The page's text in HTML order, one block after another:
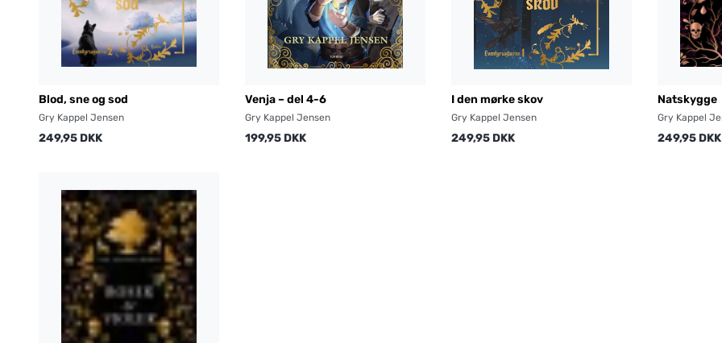
Blod, sne og sod
Gry Kappel Jensen
249,95 DKK
Venja – del 4-6
Gry Kappel Jensen
199,95 DKK
I den mørke skov
Gry Kappel Jensen
249,95 DKK
Natskygge
Gry Kappel
249,95 DKK